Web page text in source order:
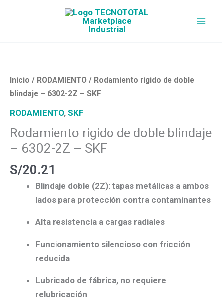
Inicio / RODAMIENTO / Rodamiento rigido de doble
blindaje – 6302-2Z – SKF
RODAMIENTO, SKF
Rodamiento rigido de doble blindaje
– 6302-2Z – SKF
S/20.21
Blindaje doble (2Z): tapas metálicas a ambos
lados para protección contra contaminantes
Alta resistencia a cargas radiales
Funcionamiento silencioso con fricción
reducida
Lubricado de fábrica, no requiere
relubricación
de
doble
-
6302-
2Z
SKF
cantidad